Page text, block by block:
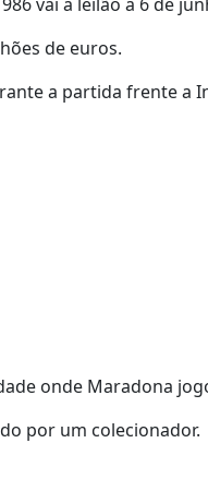
de euros.
a partida frente a
onde Maradona
por um colecionador.